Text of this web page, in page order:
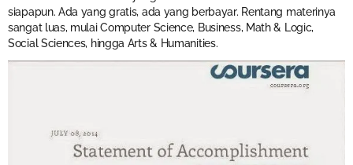
siapapun. Ada yang gratis, ada yang berbayar. Rentang materinya
sangat luas, mulai Computer Science, Business, Math & Logic,
Social Sciences, hingga Arts & Humanities.